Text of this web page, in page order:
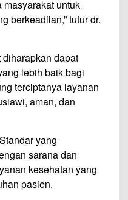
masyarakat untuk
berkeadilan,” tutur dr.
dapat
lebih baik bagi
terciptanya layanan
aman, dan
yang
sarana dan
kesehatan yang
pasien.